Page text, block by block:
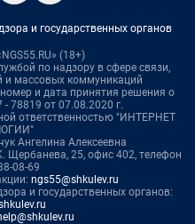
и государственных органов
(18+)
по надзору в сфере связи,
и массовых коммуникаций
и дата принятия решения о
78819 от 07.08.2020 г.
ответственностью "ИНТЕРНЕТ
Ангелина Алексеевна
Щербанева, 25, офис 402, телефон
08-69
ngs55@shkulev.ru
и государственных органов: